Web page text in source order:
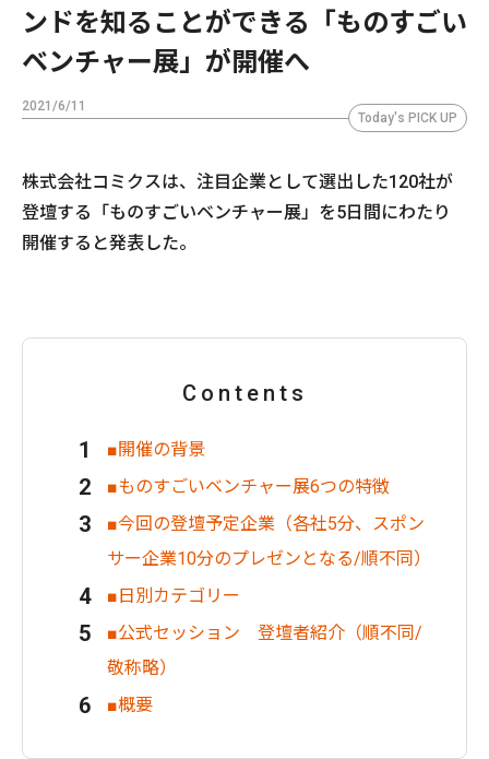
ンドを知ることができる「ものすごい
ベンチャー展」が開催へ
2021/6/11
Today's PICK UP
株式会社コミクスは、注目企業として選出した120社が
登壇する「ものすごいベンチャー展」を5日間にわたり
開催すると発表した。
Contents
■開催の背景
■ものすごいベンチャー展6つの特徴
■今回の登壇予定企業（各社5分、スポン
サー企業10分のプレゼンとなる/順不同）
■日別カテゴリー
■公式セッション 登壇者紹介（順不同/
敬称略）
■概要